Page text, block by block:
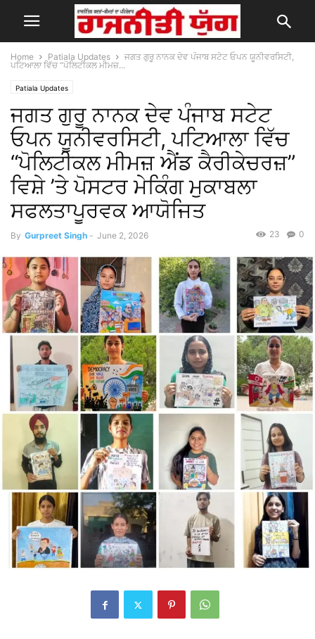
Home Patiala Updates
ਜਗਤ ਗੁਰੂ ਨਾਨਕ ਦੇਵ ਪੰਜਾਬ ਸਟੇਟ ਓਪਨ ਯੂਨੀਵਰਸਿਟੀ,
ਪਟਿਆਲਾ ਵਿੱਚ “ਪੋਲਿਟੀਕਲ ਮੀਮਜ਼...
Patiala Updates
ਜਗਤ ਗੁਰੂ ਨਾਨਕ ਦੇਵ ਪੰਜਾਬ ਸਟੇਟ
ਓਪਨ ਯੂਨੀਵਰਸਿਟੀ, ਪਟਿਆਲਾ ਵਿੱਚ
“ਪੋਲਿਟੀਕਲ ਮੀਮਜ਼ ਐਂਡ ਕੈਰੀਕੇਚਰਜ਼”
ਵਿਸ਼ੇ ’ਤੇ ਪੋਸਟਰ ਮੇਕਿੰਗ ਮੁਕਾਬਲਾ
ਸਫਲਤਾਪੂਰਵਕ ਆਯੋਜਿਤ
By Gurpreet Singh - June 2, 2026 0
23